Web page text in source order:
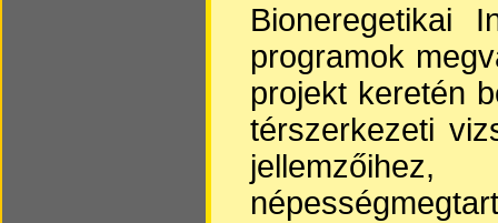
Bioneregetikai
programok
projekt keretén
térszerkezeti